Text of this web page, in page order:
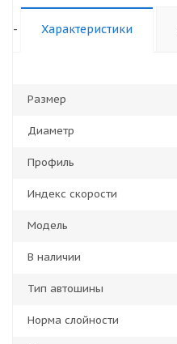
- Характеристики
Размер
Диаметр
Профиль
Индекс скорости
Модель
В наличии
Тип автошины
Норма слойности